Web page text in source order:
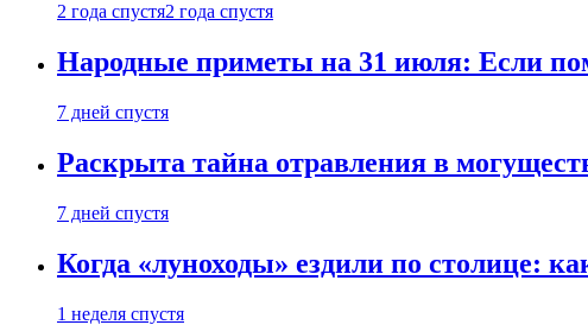
2 года спустя2 года спустя
Народные приметы на 31 июля: Если
7 дней спустя
Раскрыта тайна отравления в
7 дней спустя
Когда «луноходы» ездили по столице:
1 неделя спустя